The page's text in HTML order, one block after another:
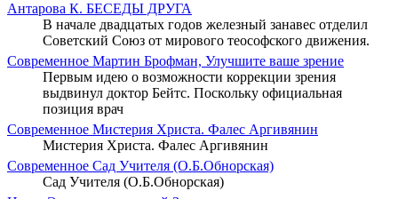
Антарова К. БЕСЕДЫ ДРУГА
В начале двадцатых годов железный занавес отделил
Советский Союз от мирового теософского движения.
Современное Мартин Брофман, Улучшите ваше зрение
Первым идею о возможности коррекции зрения
выдвинул доктор Бейтс. Поскольку официальная
позиция врач
Современное Мистерия Христа. Фалес Аргивянин
Мистерия Христа. Фалес Аргивянин
Современное Сад Учителя (О.Б.Обнорская)
Сад Учителя (О.Б.Обнорская)